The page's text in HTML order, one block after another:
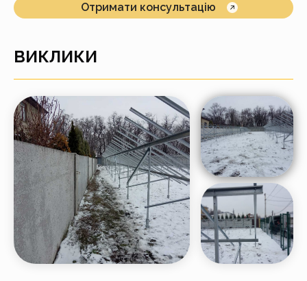
Отримати консультацію
ВИКЛИКИ